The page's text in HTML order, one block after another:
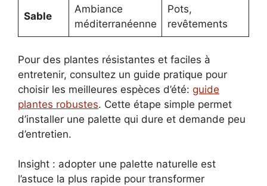
Sable
Ambiance
méditerranéenne
Pots,
revêtements
Pour des plantes résistantes et faciles à
entretenir, consultez un guide pratique pour
choisir les meilleures espèces d’été: guide
plantes robustes. Cette étape simple permet
d’installer une palette qui dure et demande peu
d’entretien.
Insight : adopter une palette naturelle est
l’astuce la plus rapide pour transformer